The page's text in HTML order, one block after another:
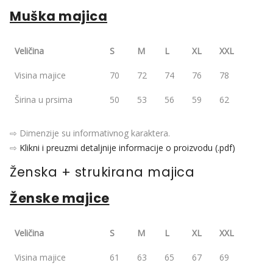
Muška majica
Veličina S M L XL XXL
Visina majice 70 72 74 76 78
Širina u prsima 50 53 56 59 62
⇨ Dimenzije su informativnog karaktera.
⇨ Klikni i preuzmi detaljnije informacije o proizvodu (.pdf)
Ženska + strukirana majica
Ženske majice
Veličina S M L XL XXL
Visina majice 61 63 65 67 69